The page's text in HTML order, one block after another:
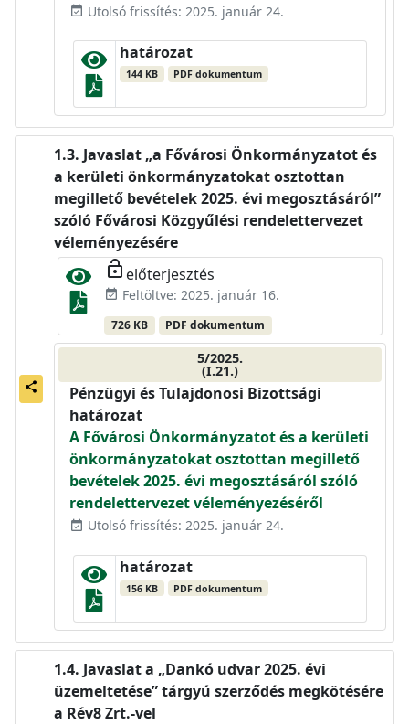
event_available Utolsó frissítés: 2025. január 24.
határozat
144 KB PDF dokumentum
share
Javaslat „a Fővárosi Önkormányzatot és
a kerületi önkormányzatokat osztottan
megillető bevételek 2025. évi megosztásáról”
szóló Fővárosi Közgyűlési rendelettervezet
véleményezésére
lock_open előterjesztés
event_available Feltöltve: 2025. január 16.
726 KB PDF dokumentum
5/2025.
(I.21.)
Pénzügyi és Tulajdonosi Bizottsági
határozat
A Fővárosi Önkormányzatot és a kerületi
önkormányzatokat osztottan megillető
bevételek 2025. évi megosztásáról szóló
rendelettervezet véleményezéséről
event_available Utolsó frissítés: 2025. január 24.
határozat
156 KB PDF dokumentum
Javaslat a „Dankó udvar 2025. évi
üzemeltetése” tárgyú szerződés megkötésére
a Rév8 Zrt.-vel